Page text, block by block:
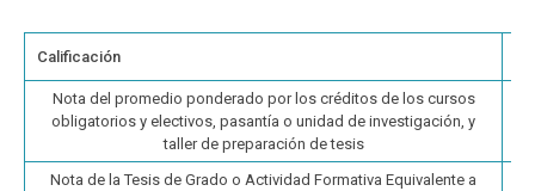
Calificación
Nota del promedio ponderado por los créditos de los cursos
obligatorios y electivos, pasantía o unidad de investigación, y
taller de preparación de tesis
Nota de la Tesis de Grado o Actividad Formativa Equivalente a